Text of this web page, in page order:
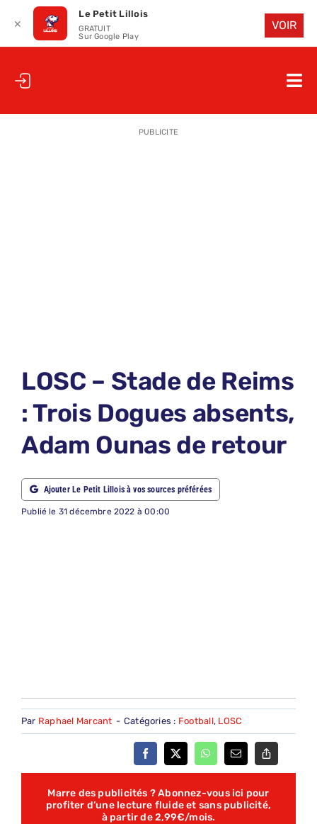
à
NOUS
NOUS
PUBLICITE
LOSC – Stade de Reims
: Trois Dogues absents,
Adam Ounas de retour
Ajouter Le Petit Lillois à vos sources préférées
Publié le 31 décembre 2022 à 00:00
Par Raphael Marcant - Catégories : Football, LOSC
Marre des publicités ? Abonnez-vous ici pour
profiter d’une lecture fluide et sans publicité,
à partir de 2,99€/mois.
✕
Le Petit Lillois
GRATUIT
Sur Google Play
VOIR